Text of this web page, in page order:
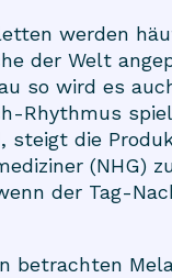
werden
der Welt
so wird es
Rhythmus
steigt die
(NHG)
der Tag-
betrachten